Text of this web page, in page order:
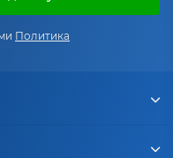
Политика